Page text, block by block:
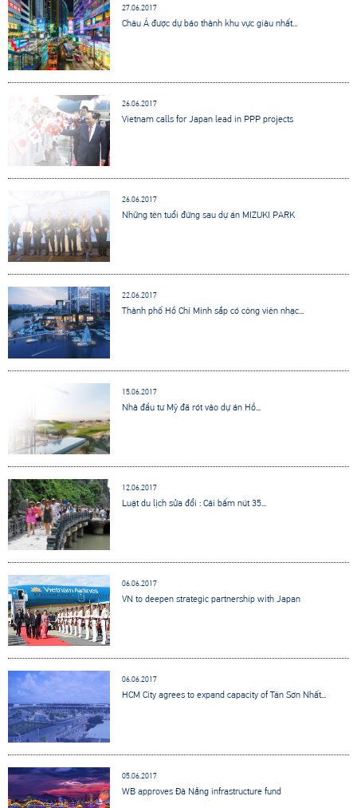
27.06.2017
Châu Á được dự báo thành khu vực giàu nhất...
26.06.2017
Vietnam calls for Japan lead in PPP projects
26.06.2017
Những tên tuổi đứng sau dự án MIZUKI PARK
22.06.2017
Thành phố Hồ Chí Minh sắp có công viên nhạc...
15.06.2017
Nhà đầu tư Mỹ đã rót vào dự án Hồ...
12.06.2017
Luật du lịch sửa đổi : Cái bấm nút 35...
06.06.2017
VN to deepen strategic partnership with Japan
06.06.2017
HCM City agrees to expand capacity of Tân Sơn Nhất...
05.06.2017
WB approves Đà Nẵng infrastructure fund